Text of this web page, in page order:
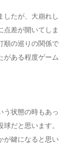
したが、大崩れし
点差が開いてしま
順の巡りの関係で
がある程度ゲーム
う状態の時もあっ
だと思います。
が鍵になると思い